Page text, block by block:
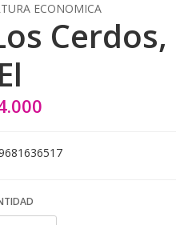
ECONOMICA
Cerdos,
El